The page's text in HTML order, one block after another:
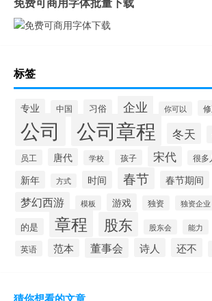
标签
专业 中国 习俗 企业 你可以
公司 公司章程 冬天
员工 唐代 学校 孩子 宋代 很多
新年 方式 时间 春节 春节期间
梦幻西游 模板 游戏 独资 独资企业
的是 章程 股东 股东会 能力
英语 范本 董事会 诗人 还不